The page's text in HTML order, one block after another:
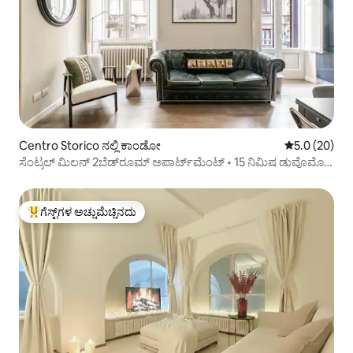
Centro Storico ನಲ್ಲಿ ಕಾಂಡೋ 5 ರಲ್ಲಿ 5.0
5.0 (20)
ಸೆಂಟ್ರಲ್ ಮಿಲನ್ 2ಬೆಡ್‌ರೂಮ್ ಅಪಾರ್ಟ್‌ಮೆಂಟ್ • 15 ನಿಮಿಷ ಡುವೊಮೊ •
ಗೆಸ್ಟ್‌ಗಳಿಗೆ ಅತಿ ಹೆಚ್ಚು ಅಚ್ಚುಮೆಚ್ಚಿನದು
ಗೆಸ್ಟ್‌ಗಳ ಅಚ್ಚುಮೆಚ್ಚಿನದು